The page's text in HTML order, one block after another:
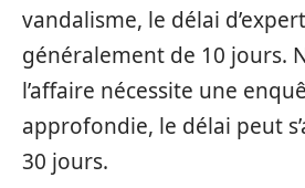
vandalisme, le délai
généralement de 10 jours.
l’affaire nécessite une
approfondie, le délai peut
30 jours.